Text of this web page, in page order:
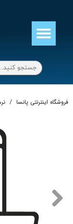
حساب کاربری من
تغییر گذر واژه
سفارشات
خروج از حساب
فروشگاه اینترنتی پانسا